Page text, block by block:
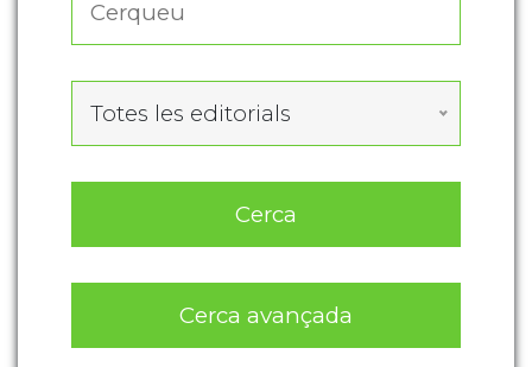
Totes les editorials
Cerca
Cerca avançada